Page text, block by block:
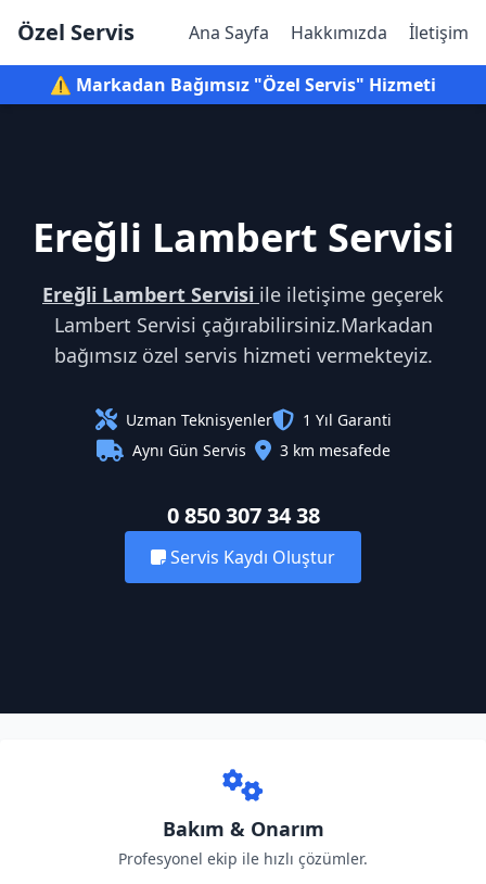
Özel Servis Ana Sayfa Hakkımızda İletişim
⚠️ Markadan Bağımsız "Özel Servis" Hizmeti
Ereğli Lambert Servisi
Ereğli Lambert Servisi ile iletişime geçerek
Lambert Servisi çağırabilirsiniz.Markadan
bağımsız özel servis hizmeti vermekteyiz.
Uzman Teknisyenler
1 Yıl Garanti
Aynı Gün Servis
3 km mesafede
0 850 307 34 38
Servis Kaydı Oluştur
Bakım & Onarım
Profesyonel ekip ile hızlı çözümler.